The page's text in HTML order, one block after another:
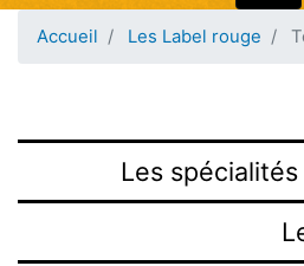
Accueil Les Label rouge
Les